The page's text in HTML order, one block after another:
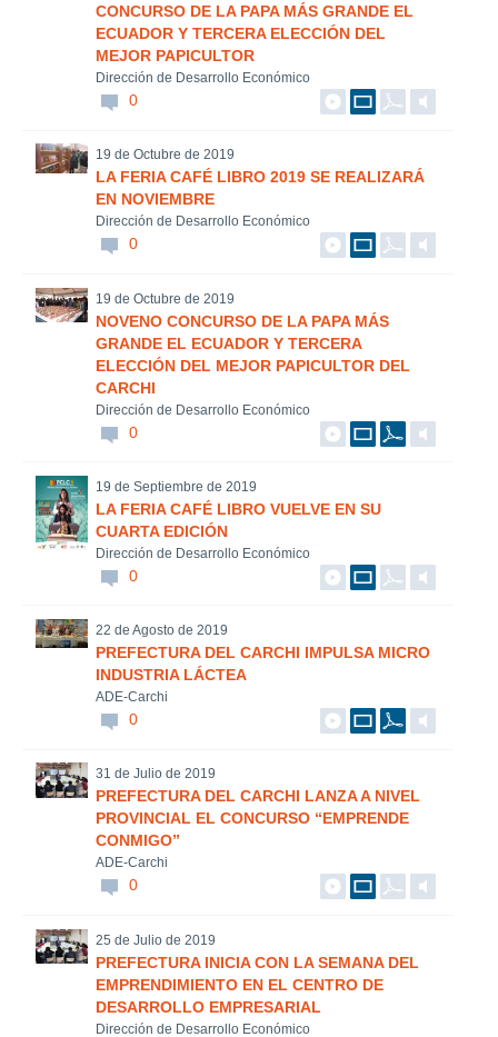
CONCURSO DE LA PAPA MÁS GRANDE EL
ECUADOR Y TERCERA ELECCIÓN DEL
MEJOR PAPICULTOR
Dirección de Desarrollo Económico
0
19 de Octubre de 2019
LA FERIA CAFÉ LIBRO 2019 SE REALIZARÁ
EN NOVIEMBRE
Dirección de Desarrollo Económico
0
19 de Octubre de 2019
NOVENO CONCURSO DE LA PAPA MÁS
GRANDE EL ECUADOR Y TERCERA
ELECCIÓN DEL MEJOR PAPICULTOR DEL
CARCHI
Dirección de Desarrollo Económico
0
19 de Septiembre de 2019
LA FERIA CAFÉ LIBRO VUELVE EN SU
CUARTA EDICIÓN
Dirección de Desarrollo Económico
0
22 de Agosto de 2019
PREFECTURA DEL CARCHI IMPULSA MICRO
INDUSTRIA LÁCTEA
ADE-Carchi
0
31 de Julio de 2019
PREFECTURA DEL CARCHI LANZA A NIVEL
PROVINCIAL EL CONCURSO “EMPRENDE
CONMIGO”
ADE-Carchi
0
25 de Julio de 2019
PREFECTURA INICIA CON LA SEMANA DEL
EMPRENDIMIENTO EN EL CENTRO DE
DESARROLLO EMPRESARIAL
Dirección de Desarrollo Económico